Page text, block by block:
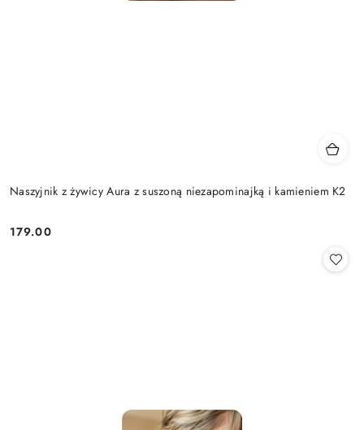
Naszyjnik z żywicy Aura z suszoną niezapominajką i kamieniem K2
Cena:
179.00